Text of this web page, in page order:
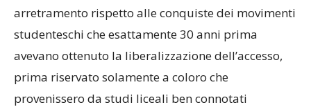
arretramento rispetto alle conquiste dei movimenti
studenteschi che esattamente 30 anni prima
avevano ottenuto la liberalizzazione dell’accesso,
prima riservato solamente a coloro che
provenissero da studi liceali ben connotati